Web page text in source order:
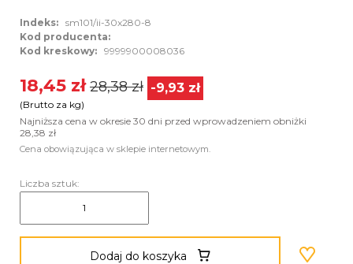
Indeks: sm101/ii-30x280-8
Kod producenta:
Kod kreskowy: 9999900008036
18,45 zł 28,38 zł -9,93 zł
(Brutto za kg)
Najniższa cena w okresie 30 dni przed wprowadzeniem obniżki
28,38 zł
Cena obowiązująca w sklepie internetowym.
Liczba sztuk:
Dodaj do koszyka